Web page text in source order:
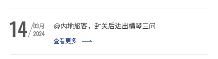
14 03月
2024
@内地旅客，封关后进出横琴三问
查看更多